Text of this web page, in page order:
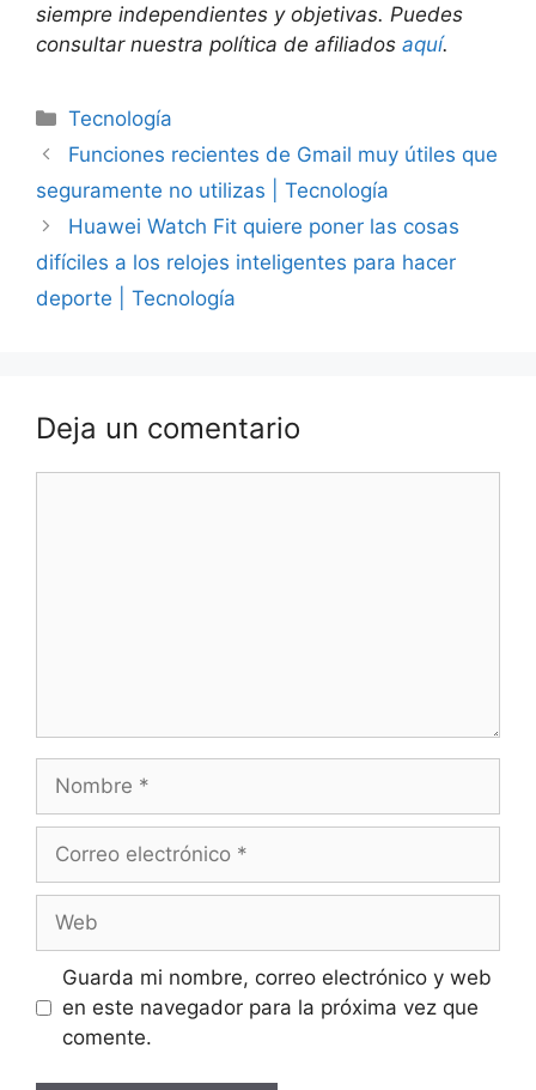
siempre independientes y objetivas. Puedes
consultar nuestra política de afiliados aquí.
Categorías
Tecnología
Funciones recientes de Gmail muy útiles que
seguramente no utilizas | Tecnología
Huawei Watch Fit quiere poner las cosas
difíciles a los relojes inteligentes para hacer
deporte | Tecnología
Deja un comentario
electrónico
Guarda mi nombre, correo electrónico y web
en este navegador para la próxima vez que
comente.